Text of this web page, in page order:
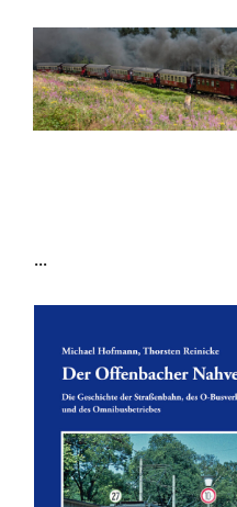
Zum Hauptinhalt springen
...